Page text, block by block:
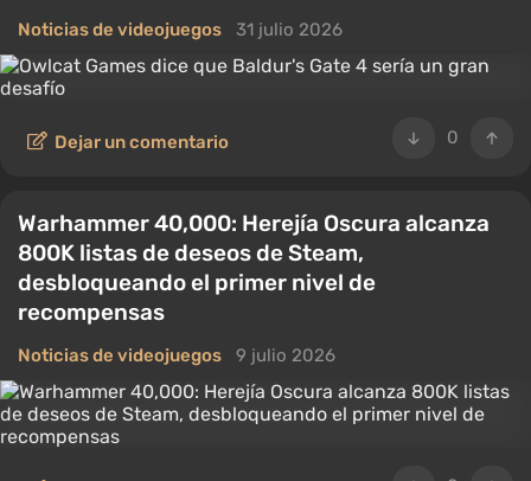
sus proyectos, lanzando adiciones de la trama.
Noticias de videojuegos 31 julio 2026
0
Dejar un comentario
Warhammer 40,000: Herejía Oscura alcanza
800K listas de deseos de Steam,
desbloqueando el primer nivel de
recompensas
Noticias de videojuegos 9 julio 2026